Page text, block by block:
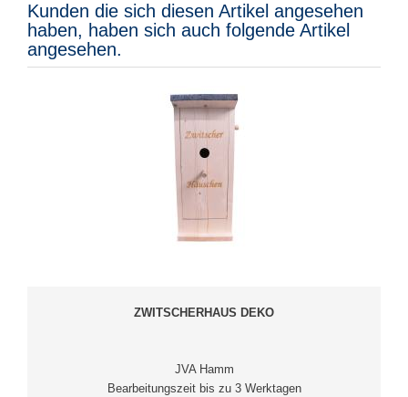
Kunden die sich diesen Artikel angesehen
haben, haben sich auch folgende Artikel
angesehen.
ZWITSCHERHAUS DEKO
JVA Hamm
Bearbeitungszeit bis zu 3 Werktagen